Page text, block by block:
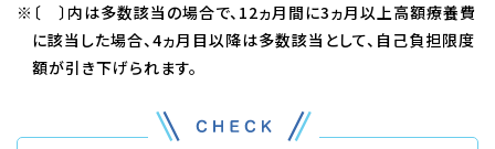
※〔 〕内は多数該当の場合で、12ヵ月間に3ヵ月以上高額療養費
に該当した場合、4ヵ月目以降は多数該当として、自己負担限度
額が引き下げられます。